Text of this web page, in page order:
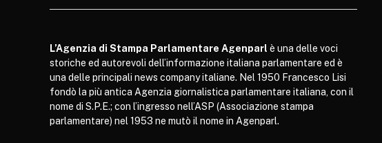
L’Agenzia di Stampa Parlamentare Agenparl è una delle voci
storiche ed autorevoli dell’informazione italiana parlamentare ed è
una delle principali news company italiane. Nel 1950 Francesco Lisi
fondò la più antica Agenzia giornalistica parlamentare italiana, con il
nome di S.P.E.; con l’ingresso nell’ASP (Associazione stampa
parlamentare) nel 1953 ne mutò il nome in Agenparl.